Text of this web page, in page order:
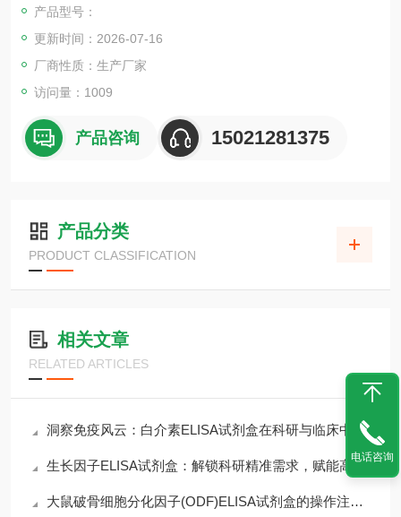
产品型号：
更新时间：2026-07-16
厂商性质：生产厂家
访问量：1009
产品咨询 15021281375
产品分类
PRODUCT CLASSIFICATION
相关文章
RELATED ARTICLES
洞察免疫风云：白介素ELISA试剂盒在科研与临床中的核心价值
生长因子ELISA试剂盒：解锁科研精准需求，赋能高效检测核心优势
大鼠破骨细胞分化因子(ODF)ELISA试剂盒的操作注意事项
电话咨询